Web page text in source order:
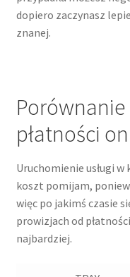
dopiero zaczynasz
znanej.
płatności
Uruchomienie usługi
koszt pomijam,
więc po jakimś czasie
prowizjach od
najbardziej.